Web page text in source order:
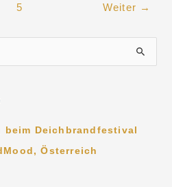
5 Weiter →
beim Deichbrandfestival
Österreich